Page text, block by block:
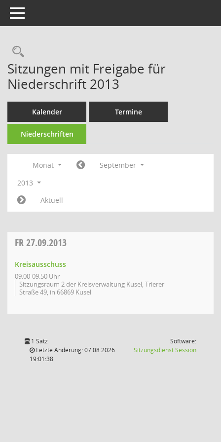
Toggle navigation
Rechercheauswahl
Sitzungen mit Freigabe für
Niederschrift 2013
Kalender Termine
Niederschriften
Monat
September
2013
Aktuell
FR27.09.2013
Kreisausschuss
09:00-09:50 Uhr
Sitzungsraum 2 der Kreisverwaltung Kusel, Trierer
Straße 49, in 66869 Kusel
1 Satz
Letzte Änderung: 07.08.2026
19:01:38
Software:
SitzungsdienstSession(Wird in